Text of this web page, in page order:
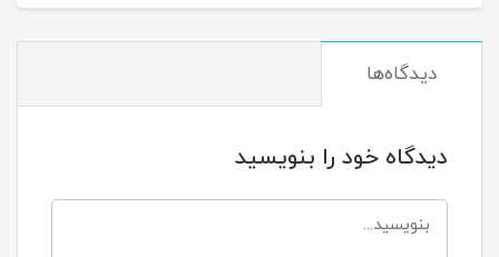
دیدگاه‌ها
دیدگاه خود را بنویسید